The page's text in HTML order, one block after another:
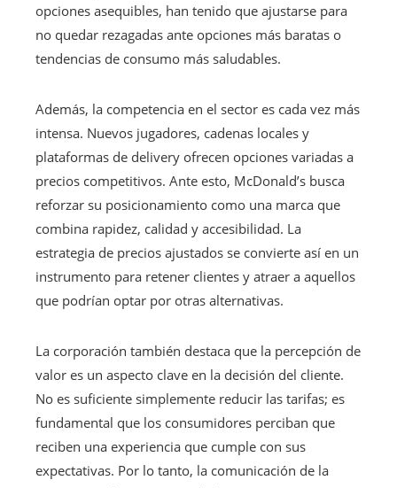
opciones asequibles, han tenido que ajustarse para
no quedar rezagadas ante opciones más baratas o
tendencias de consumo más saludables.
Además, la competencia en el sector es cada vez más
intensa. Nuevos jugadores, cadenas locales y
plataformas de delivery ofrecen opciones variadas a
precios competitivos. Ante esto, McDonald’s busca
reforzar su posicionamiento como una marca que
combina rapidez, calidad y accesibilidad. La
estrategia de precios ajustados se convierte así en un
instrumento para retener clientes y atraer a aquellos
que podrían optar por otras alternativas.
La corporación también destaca que la percepción de
valor es un aspecto clave en la decisión del cliente.
No es suficiente simplemente reducir las tarifas; es
fundamental que los consumidores perciban que
reciben una experiencia que cumple con sus
expectativas. Por lo tanto, la comunicación de la